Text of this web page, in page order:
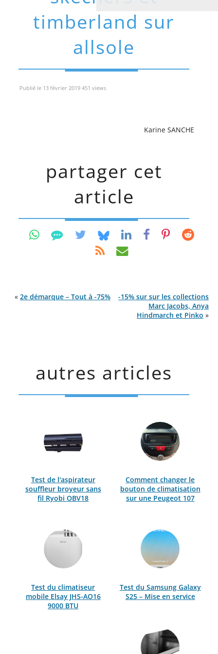
timberland sur
allsole
Publié le 13 février 2019 451 views
Karine SANCHE
partager cet
article
« 2e démarque – Tout à -75%
-15% sur sur les collections
Marc Jacobs, Anya
Hindmarch et Pinko »
autres articles
Test de l'aspirateur
souffleur broyeur sans
fil Ryobi OBV18
Comment changer le
bouton de climatisation
sur une Peugeot 107
Test du climatiseur
mobile Elsay JHS-AO16
9000 BTU
Test du Samsung Galaxy
S25 – Mise en service